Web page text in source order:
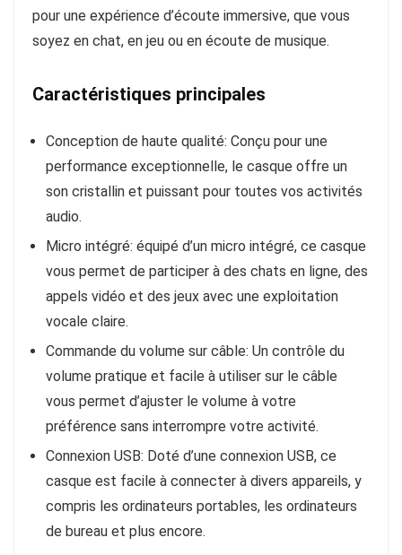
pour une expérience d’écoute immersive, que vous
soyez en chat, en jeu ou en écoute de musique.
Caractéristiques principales
Conception de haute qualité: Conçu pour une
performance exceptionnelle, le casque offre un
son cristallin et puissant pour toutes vos activités
audio.
Micro intégré: équipé d’un micro intégré, ce casque
vous permet de participer à des chats en ligne, des
appels vidéo et des jeux avec une exploitation
vocale claire.
Commande du volume sur câble: Un contrôle du
volume pratique et facile à utiliser sur le câble
vous permet d’ajuster le volume à votre
préférence sans interrompre votre activité.
Connexion USB: Doté d’une connexion USB, ce
casque est facile à connecter à divers appareils, y
compris les ordinateurs portables, les ordinateurs
de bureau et plus encore.